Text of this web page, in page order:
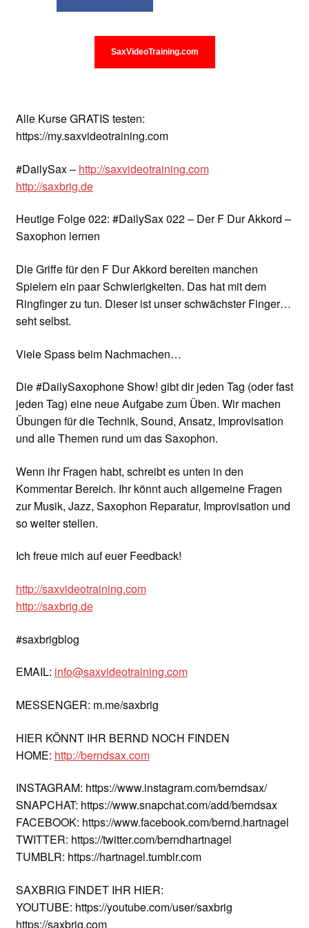
NEWS BLOG
KONTAKT
SaxVideoTraining.com
Alle Kurse GRATIS testen:
https://my.saxvideotraining.com
#DailySax – http://saxvideotraining.com
http://saxbrig.de
Heutige Folge 022: #DailySax 022 – Der F Dur Akkord –
Saxophon lernen
Die Griffe für den F Dur Akkord bereiten manchen
Spielern ein paar Schwierigkeiten. Das hat mit dem
Ringfinger zu tun. Dieser ist unser schwächster Finger…
seht selbst.
Viele Spass beim Nachmachen…
Die #DailySaxophone Show! gibt dir jeden Tag (oder fast
jeden Tag) eine neue Aufgabe zum Üben. Wir machen
Übungen für die Technik, Sound, Ansatz, Improvisation
und alle Themen rund um das Saxophon.
Wenn ihr Fragen habt, schreibt es unten in den
Kommentar Bereich. Ihr könnt auch allgemeine Fragen
zur Musik, Jazz, Saxophon Reparatur, Improvisation und
so weiter stellen.
Ich freue mich auf euer Feedback!
http://saxvideotraining.com
http://saxbrig.de
#saxbrigblog
EMAIL: info@saxvideotraining.com
MESSENGER: m.me/saxbrig
HIER KÖNNT IHR BERND NOCH FINDEN
HOME: http://berndsax.com
INSTAGRAM: https://www.instagram.com/berndsax/
SNAPCHAT: https://www.snapchat.com/add/berndsax
FACEBOOK: https://www.facebook.com/bernd.hartnagel
TWITTER: https://twitter.com/berndhartnagel
TUMBLR: https://hartnagel.tumblr.com
SAXBRIG FINDET IHR HIER:
YOUTUBE: https://youtube.com/user/saxbrig
https://saxbrig.com